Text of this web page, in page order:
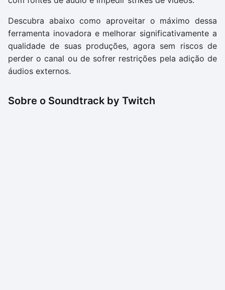
Descubra abaixo como aproveitar o máximo dessa
ferramenta inovadora e melhorar significativamente a
qualidade de suas produções, agora sem riscos de
perder o canal ou de sofrer restrições pela adição de
áudios externos.
Sobre o Soundtrack by Twitch